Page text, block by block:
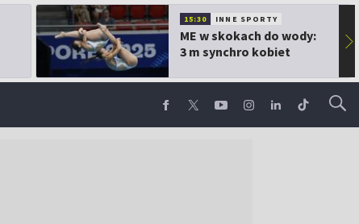
15:30 INNE SPORTY
ME w skokach do wody:
3 m synchro kobiet
▶